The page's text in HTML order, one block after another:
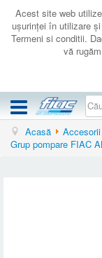
Acest site web
uşurinţei în utilizare
Termeni si conditii.
vă
COMPRESOARE
Acasă Accesorii
Grup pompare FIAC